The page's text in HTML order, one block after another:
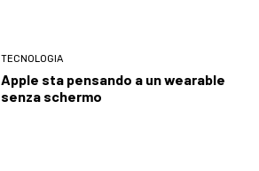
TECNOLOGIA
Apple sta pensando a un wearable
senza schermo